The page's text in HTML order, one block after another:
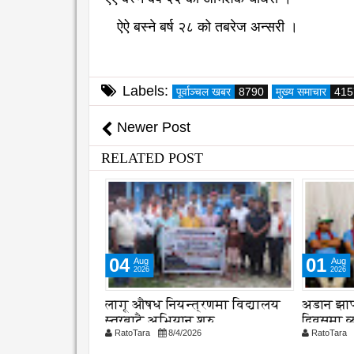
ऐऐ बस्ने बर्ष २८ को तबरेज अन्सरी ।
Labels: पूर्वाञ्चल खबर 8790 मुख्य समाचार
Newer Post
RELATED POST
01 Aug
2026
अडान झापाको २१ औ स्थापना
दिवसमा व्यवसायिक दक्षता,
विश्वसनीयता र गुणस्तरमा जोड
RatoTara 8/1/2026
04 Aug
2026
समयमै
RatoTara